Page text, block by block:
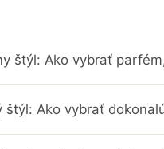
štýl: Ako vybrať
Ako vybrať